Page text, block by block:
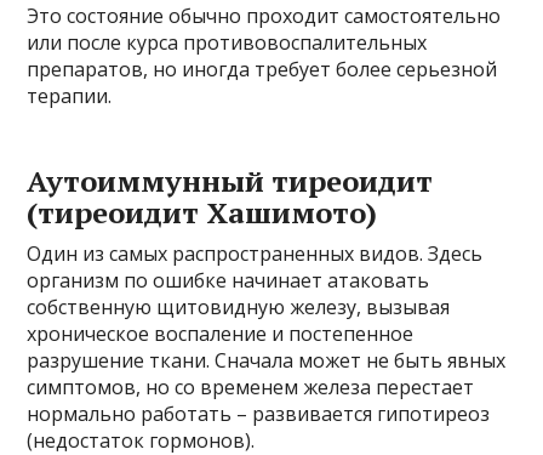
Это состояние обычно проходит самостоятельно
или после курса противовоспалительных
препаратов, но иногда требует более серьезной
терапии.
Аутоиммунный тиреоидит
(тиреоидит Хашимото)
Один из самых распространенных видов. Здесь
организм по ошибке начинает атаковать
собственную щитовидную железу, вызывая
хроническое воспаление и постепенное
разрушение ткани. Сначала может не быть явных
симптомов, но со временем железа перестает
нормально работать – развивается гипотиреоз
(недостаток гормонов).